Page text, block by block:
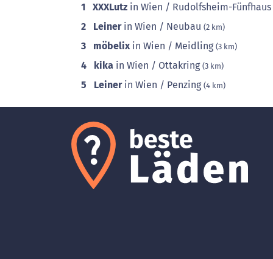
1 XXXLutz in Wien / Rudolfsheim-Fünfhaus
2
Leinerin Wien / Neubau (2 km)
3 möbelix in Wien / Meidling (3 km)
4 kika in Wien / Ottakring (3 km)
5 Leinerin Wien / Penzing (4 km)